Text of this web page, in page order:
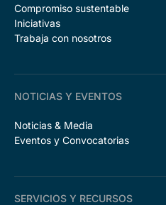
Compromiso sustentable
Iniciativas
Trabaja con nosotros
NOTICIAS Y EVENTOS
Noticias & Media
Eventos y Convocatorias
SERVICIOS Y RECURSOS